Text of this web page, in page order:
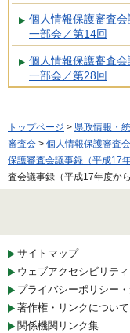
個人情報保護審査
一部会／第14回
個人情報保護審査
一部会／第28回
トップページ > 県政情報・
審査会 > 個人情報保護審査
保護審査会議事録（平成17
査会議事録（平成17年度か
サイトマップ
ウェブアクセシビリティ
プライバシーポリシー
著作権・リンクについて
関係機関リンク集